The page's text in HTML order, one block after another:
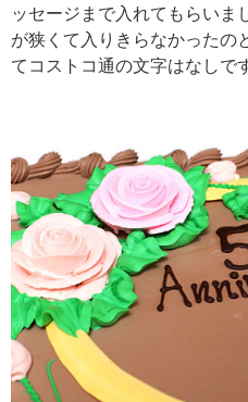
ッセージまで入れてもらいま
が狭くて入りきらなかったの
てコストコ通の文字はなしで